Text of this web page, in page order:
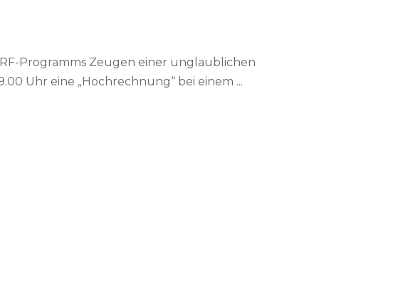
Programms Zeugen einer unglaublichen
Uhr eine „Hochrechnung“ bei einem ...